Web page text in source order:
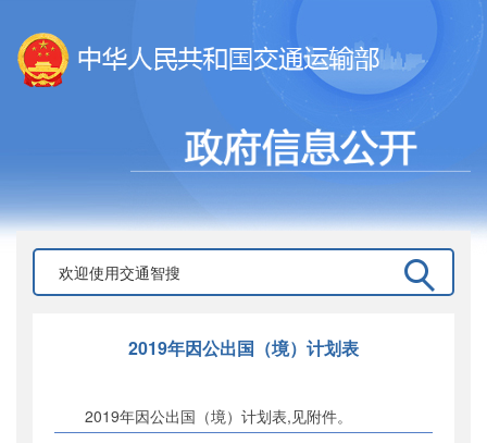
2019年因公出国（境）计划表
2019年因公出国（境）计划表,见附件。